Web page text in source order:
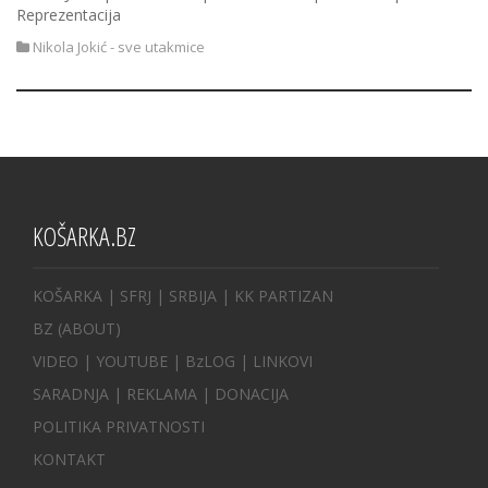
Reprezentacija
Nikola Jokić - sve utakmice
KOŠARKA.BZ
KOŠARKA | SFRJ | SRBIJA | KK PARTIZAN
BZ (ABOUT)
VIDEO | YOUTUBE | BzLOG | LINKOVI
SARADNJA | REKLAMA | DONACIJA
POLITIKA PRIVATNOSTI
KONTAKT